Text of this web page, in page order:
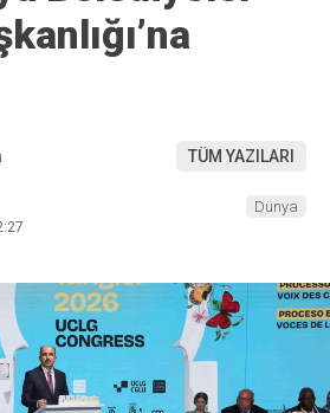
TÜM YAZILARI
Dünya